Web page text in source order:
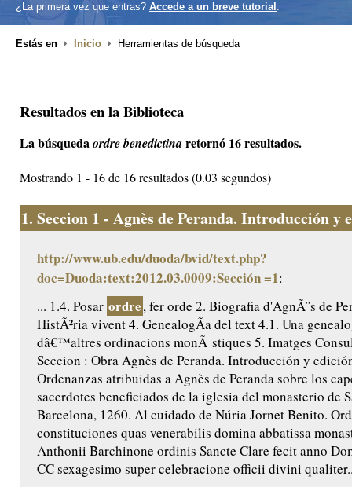
¿La primera vez que entras? Accede a un breve tutorial .
Estás en Inicio Herramientas de búsqueda
Resultados en la Biblioteca
La búsquedaordre benedictinaretornó 16 resultados.
Mostrando 1 - 16 de 16 resultados (0.03 segundos)
1. Seccion 1 - Agnès de Peranda. Introducción y
http://www.ub.edu/duoda/bvid/text.php?
doc=Duoda:text:2012.03.0009:Sección =1:
... 1.4. Posar ordre, fer orde 2. Biografia d'AgnÃ¨s de
HistÃ²ria vivent 4. GenealogÃ­a del text 4.1. Una
dâ€™altres ordinacions monÃ stiques 5. Imatges
Seccion : Obra Agnès de Peranda. Introducción y
Ordenanzas atribuidas a Agnès de Peranda sobre los
sacerdotes beneficiados de la iglesia del monasterio de
Barcelona, 1260. Al cuidado de Núria Jornet Benito.
constituciones quas venerabilis domina abbatissa
Anthonii Barchinone ordinis Sancte Clare fecit anno
CC sexagesimo super celebracione officii divini